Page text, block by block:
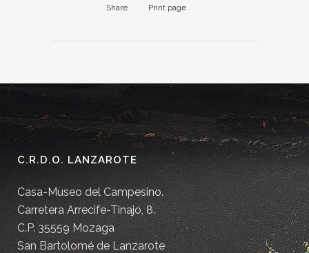
Share Print page
C.R.D.O. LANZAROTE
Casa-Museo del Campesino.
Carretera Arrecife-Tinajo, 8.
C.P. 35559 Mozaga
San Bartolomé de Lanzarote